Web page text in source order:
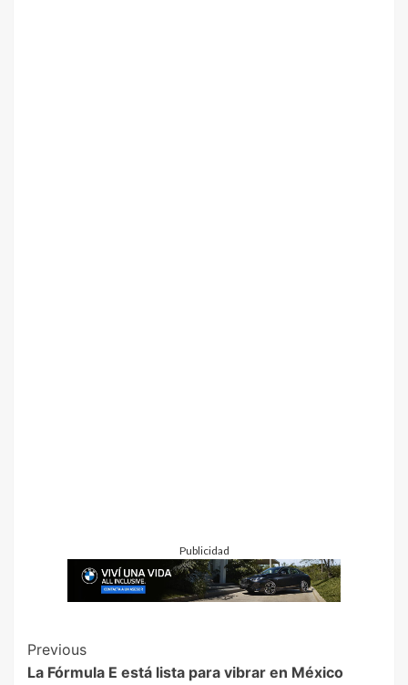
Publicidad
Previous
La Fórmula E está lista para vibrar en México